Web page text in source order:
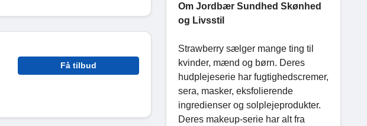
Få tilbud
Om Jordbær Sundhed Skønhed
og Livsstil
Strawberry sælger mange ting til
kvinder, mænd og børn. Deres
hudplejeserie har fugtighedscremer,
sera, masker, eksfolierende
ingredienser og solplejeprodukter.
Deres makeup-serie har alt fra